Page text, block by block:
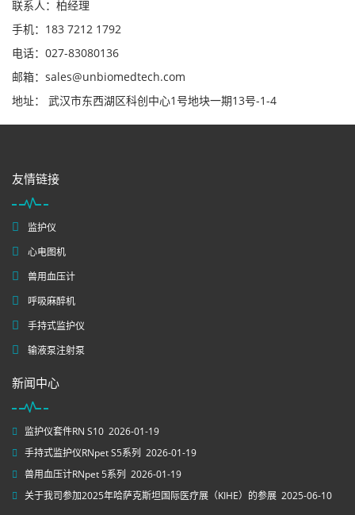
联系人：柏经理
手机：183 7212 1792
电话：027-83080136
邮箱：sales@unbiomedtech.com
地址： 武汉市东西湖区科创中心1号地块一期13号-1-4
友情链接
监护仪
心电图机
兽用血压计
呼吸麻醉机
手持式监护仪
输液泵注射泵
新闻中心
监护仪套件RN S10 2026-01-19
手持式监护仪RNpet S5系列 2026-01-19
兽用血压计RNpet 5系列 2026-01-19
关于我司参加2025年哈萨克斯坦国际医疗展（KIHE）的参展 2025-06-10